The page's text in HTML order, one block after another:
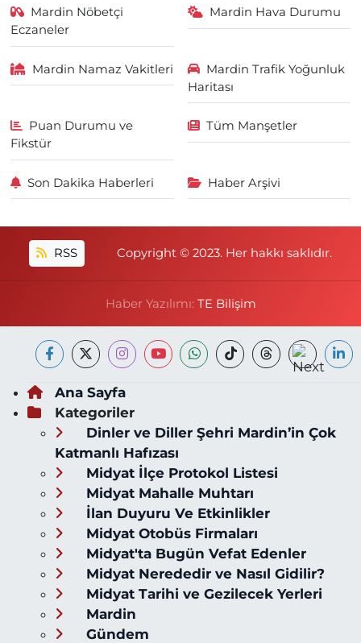
Mardin Nöbetçi
Eczaneler
Mardin Hava Durumu
Mardin Namaz Vakitleri
Mardin Trafik Yoğunluk
Haritası
Puan Durumu ve
Fikstür
Tüm Manşetler
Son Dakika Haberleri Haber Arşivi
RSS Copyright © 2023. Her hakkı saklıdır.
Haber Yazılımı: TE Bilişim
Ana Sayfa
Kategoriler
Dinler ve Diller Şehri Mardin’in Çok
Katmanlı Hafızası
Midyat İlçe Protokol Listesi
Midyat Mahalle Muhtarı
İlan Duyuru Ve Etkinlikler
Midyat Otobüs Firmaları
Midyat'ta Bugün Vefat Edenler
Midyat Nerededir ve Nasıl Gidilir?
Midyat Tarihi ve Gezilecek Yerleri
Mardin
Gündem